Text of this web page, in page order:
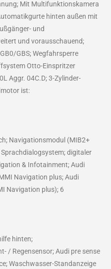
Mit Multifunktionskamera
hinten außen mit
und
und vorausschauend;
GBS; Wegfahrsperre
Otto-Einspritzer
Aggr. 04C.D; 3-Zylinder-
ist:
Navigationsmodul (MIB2+
digitaler
& Infotainment; Audi
Navigation plus; Audi
Navigation plus); 6
hinten;
/ Regensensor; Audi pre sense
Waschwasser-Standanzeige